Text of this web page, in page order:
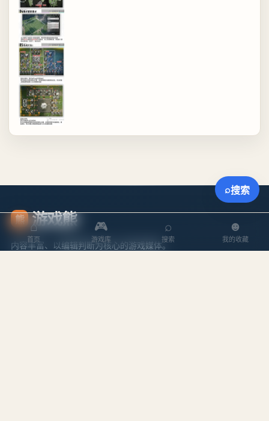
熊 游戏熊
内容丰富、以编辑判断为核心的游戏媒体。
⌂
首页
🎮
游戏库
⌕
搜索
☻
我的收藏
⌕搜索